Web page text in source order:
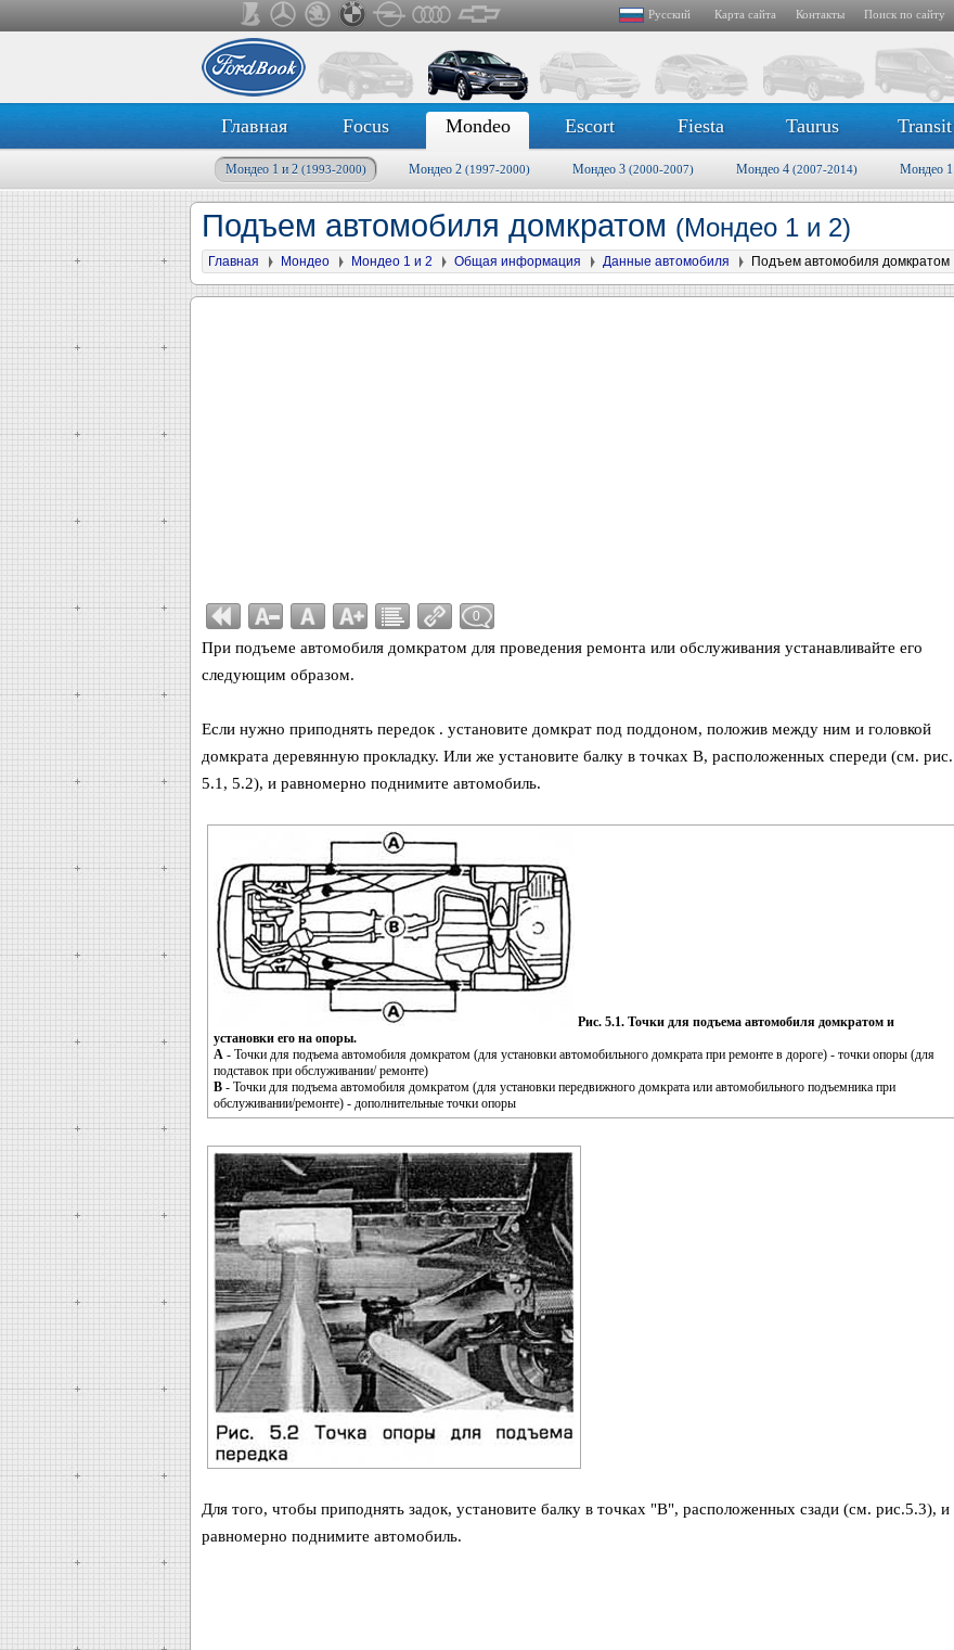
Русский Карта сайта Контакты Поиск по сайту
Главная Focus Mondeo Escort Fiesta Taurus Transit
Мондео 1 и 2 (1993-2000) Мондео 2 (1997-2000) Мондео 3 (2000-2007) Мондео 4 (2007-2014) Мондео 1
Подъем автомобиля домкратом (Мондео 1 и 2)
Главная Мондео Мондео 1 и 2 Общая информация Данные автомобиля Подъем автомобиля домкратом
0
При подъеме автомобиля домкратом для проведения ремонта или обслуживания устанавливайте его
следующим образом.
Если нужно приподнять передок . установите домкрат под поддоном, положив между ним и головкой
домкрата деревянную прокладку. Или же установите балку в точках В, расположенных спереди (см. рис.
5.1, 5.2), и равномерно поднимите автомобиль.
Рис. 5.1. Точки для подъема автомобиля домкратом и
установки его на опоры.
А- Точки для подъема автомобиля домкратом (для установки автомобильного домкрата при ремонте в дороге) - точки опоры (для
подставок при обслуживании/ ремонте)
В- Точки для подъема автомобиля домкратом (для установки передвижного домкрата или автомобильного подъемника при
обслуживании/ремонте) - дополнительные точки опоры
Для того, чтобы приподнять задок, установите балку в точках "В", расположенных сзади (см. рис.5.3), и
равномерно поднимите автомобиль.